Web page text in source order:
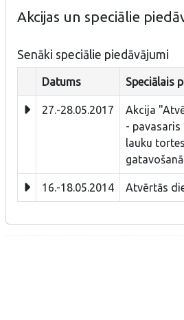
Akcijas un speciālie
Senāki speciālie piedāvājumi
Datums Speciālais
27.-28.05.2017
Akcija
- pavasaris
lauku
16.-18.05.2014 Atvērtās